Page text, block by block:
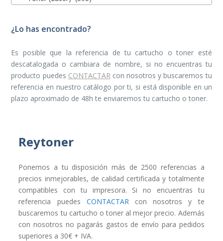
¿Lo has encontrado?
Es posible que la referencia de tu cartucho o toner esté
descatalogada o cambiara de nombre, si no encuentras tu
producto puedes CONTACTAR con nosotros y buscaremos tu
referencia en nuestro catálogo por ti, si está disponible en un
plazo aproximado de 48h te enviaremos tu cartucho o toner.
Reytoner
Ponemos a tu disposición más de 2500 referencias a
precios inmejorables, de calidad certificada y totalmente
compatibles con tu impresora. Si no encuentras tu
referencia puedes CONTACTAR con nosotros y te
buscaremos tu cartucho o toner al mejor precio. Además
con nosotros no pagarás gastos de envío para pedidos
superiores a 30€ + IVA.